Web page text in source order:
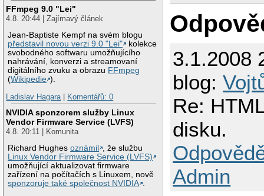
FFmpeg 9.0 "Lei"
4.8. 20:44 | Zajímavý článek
Jean-Baptiste Kempf na svém blogu
představil novou verzi 9.0 "Lei"
kolekce
svobodného softwaru umožňujícího
nahrávání, konverzi a streamovaní
digitálního zvuku a obrazu FFmpeg
(Wikipedie ).
Ladislav Hagara| Komentářů: 0
NVIDIA sponzorem služby Linux
Vendor Firmware Service (LVFS)
4.8. 20:11 | Komunita
Richard Hughesoznámil
, že službu
Linux Vendor Firmware Service (LVFS)
umožňující aktualizovat firmware
zařízení na počítačích s Linuxem, nově
sponzoruje také společnost NVIDIA .
3.1.2008
blog:
Re:
disku.
Admin